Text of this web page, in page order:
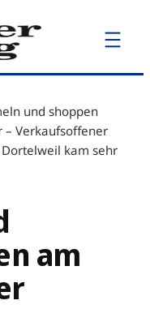
und shoppen
Verkaufsoffener
kam sehr
am